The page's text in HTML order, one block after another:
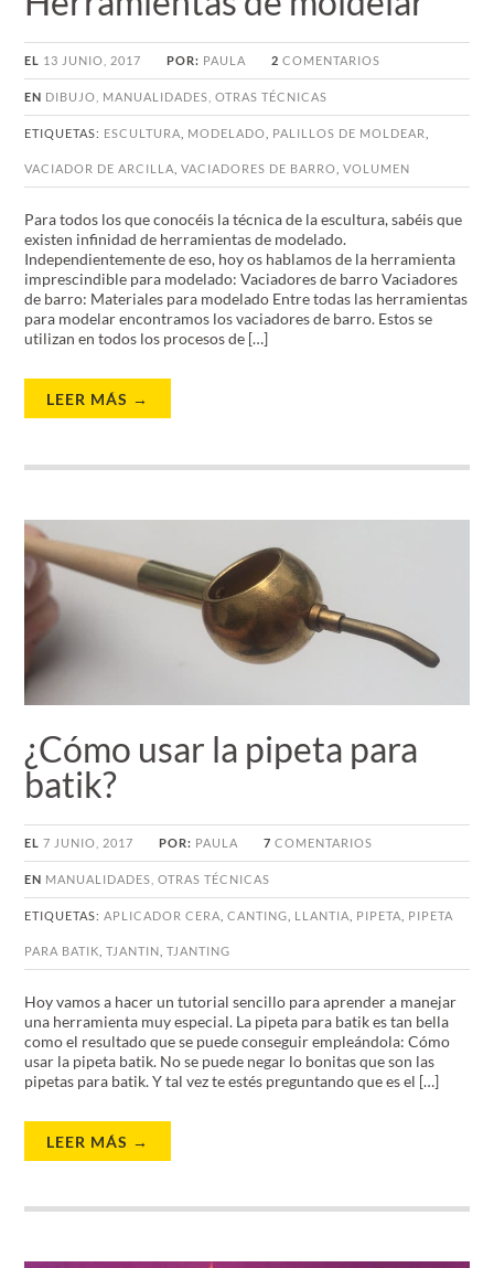
EL 13 JUNIO, 2017 POR: PAULA 2 COMENTARIOS
EN DIBUJO MANUALIDADES ,OTRAS TÉCNICAS
ETIQUETAS: ESCULTURA MODELADO PALILLOS DE MOLDEAR
VACIADOR DE ARCILLA ,VACIADORES DE BARRO ,VOLUMEN
Para todos los que conocéis la técnica de la escultura, sabéis que
existen infinidad de herramientas de modelado.
Independientemente de eso, hoy os hablamos de la herramienta
imprescindible para modelado: Vaciadores de barro Vaciadores
de barro: Materiales para modelado Entre todas las herramientas
para modelar encontramos los vaciadores de barro. Estos se
utilizan en todos los procesos de […]
LEER MÁS →
¿Cómo usar la pipeta para
batik?
EL 7 JUNIO, 2017 POR: PAULA 7 COMENTARIOS
EN MANUALIDADES ,OTRAS TÉCNICAS
ETIQUETAS:APLICADOR CERA ,CANTING LLANTIA PIPETA PIPETA
PARA BATIK ,TJANTIN ,TJANTING
Hoy vamos a hacer un tutorial sencillo para aprender a manejar
una herramienta muy especial. La pipeta para batik es tan bella
como el resultado que se puede conseguir empleándola: Cómo
usar la pipeta batik. No se puede negar lo bonitas que son las
pipetas para batik. Y tal vez te estés preguntando que es el […]
LEER MÁS →